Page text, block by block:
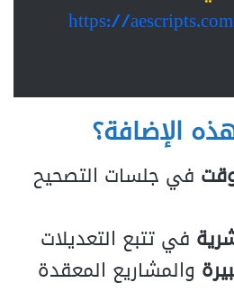
https://
الإضافة؟
في جلسات التصحيح
في تتبع التعديلات
والمشاريع المعقدة